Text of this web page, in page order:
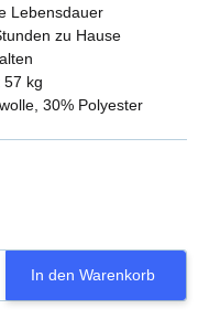
Lebensdauer
zu Hause
57 kg
30% Polyester
In den Warenkorb